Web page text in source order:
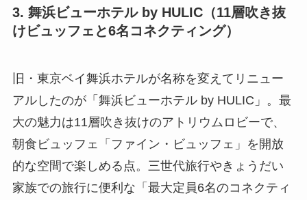
3. 舞浜ビューホテル by HULIC（11層吹き抜
けビュッフェと6名コネクティング）
旧・東京ベイ舞浜ホテルが名称を変えてリニュー
アルしたのが「舞浜ビューホテル by HULIC」。最
大の魅力は11層吹き抜けのアトリウムロビーで、
朝食ビュッフェ「ファイン・ビュッフェ」を開放
的な空間で楽しめる点。三世代旅行やきょうだい
家族での旅行に便利な「最大定員6名のコネクティ